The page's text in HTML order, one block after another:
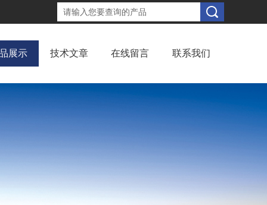
展示 技术文章 在线留言 联系我们